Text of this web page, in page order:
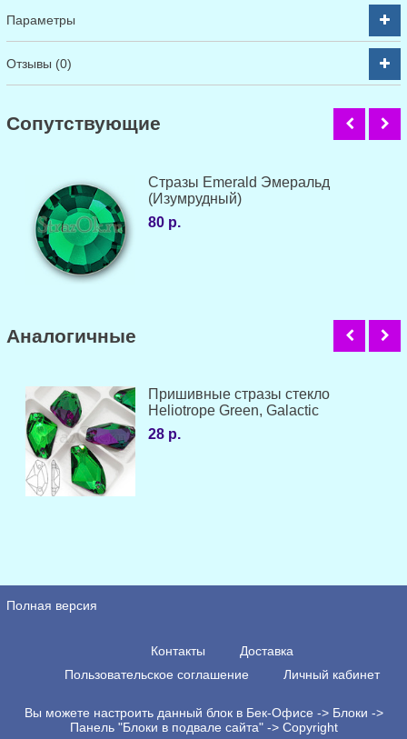
Параметры
Отзывы (0)
Cопутствующие
Стразы Emerald Эмеральд
(Изумрудный)
80 р.
Аналогичные
Пришивные стразы стекло
Heliotrope Green, Galactic
28 р.
Полная версия
Контакты
Доставка
Пользовательское соглашение
Личный кабинет
Вы можете настроить данный блок в Бек-Офисе -> Блоки ->
Панель "Блоки в подвале сайта" -> Copyright